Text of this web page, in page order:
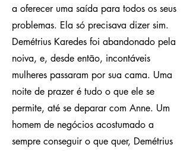
a oferecer uma saída para todos os seus
problemas. Ela só precisava dizer sim.
Demétrius Karedes foi abandonado pela
noiva, e, desde então, incontáveis
mulheres passaram por sua cama. Uma
noite de prazer é tudo o que ele se
permite, até se deparar com Anne. Um
homem de negócios acostumado a
sempre conseguir o que quer, Demétrius